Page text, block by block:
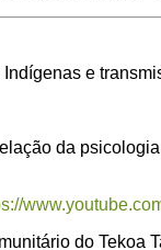
e
da
do Tekoa